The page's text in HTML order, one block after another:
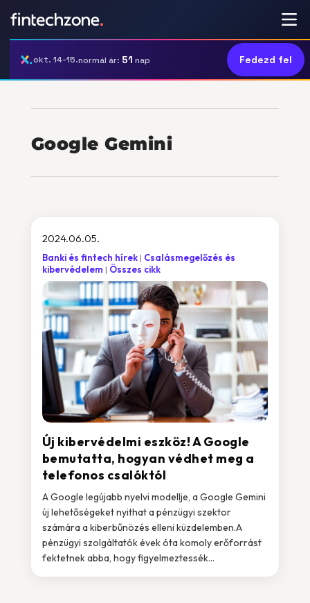
okt. 14-15.normál ár: 51 nap Fedezd fel
Google Gemini
Új kibervédelmi eszköz! A Google
bemutatta, hogyan védhet meg a
telefonos csalóktól
2024.06.05.
Banki és fintech hírek
Csalásmegelőzés és
kibervédelem
Összes cikk
A Google legújabb nyelvi modellje, a Google Gemini
új lehetőségeket nyithat a pénzügyi szektor
számára a kiberbűnözés elleni küzdelemben.A
pénzügyi szolgáltatók évek óta komoly erőforrást
fektetnek abba, hogy figyelmeztessék...